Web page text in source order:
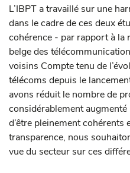
L’IBPT a travaillé sur une
dans le cadre de ces deux
cohérence - par rapport à la
belge des
voisins Compte tenu de
télécoms depuis le
avons réduit le nombre de
considérablement
d’être pleinement cohérents
transparence, nous
vue du secteur sur ces